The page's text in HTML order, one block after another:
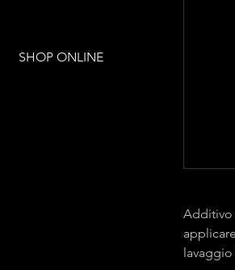
SHOP ONLINE
Additivo
lavaggio